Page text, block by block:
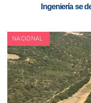
Ingeniería se
NACIONAL